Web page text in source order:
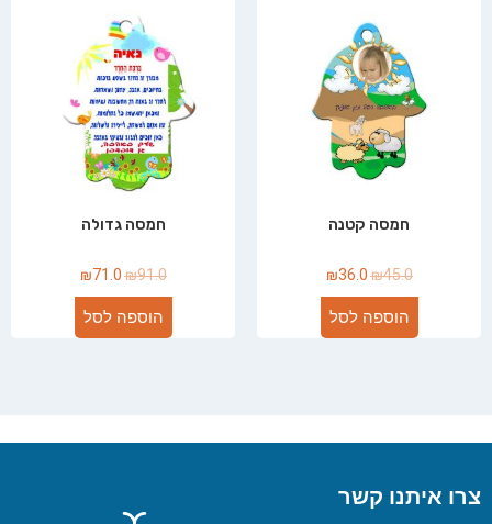
חמסה קטנה
₪45.0
₪36.0
הוספה לסל
חמסה גדולה
₪91.0
₪71.0
הוספה לסל
צרו איתנו קשר